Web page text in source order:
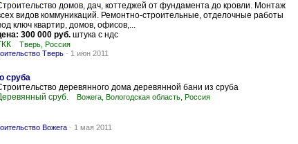
домов, дач, коттеджей от фундамента до кровли. Монтаж
видов коммуникаций. Ремонтно-строительные, отделочные работы
ключ квартир, домов, офисов,...
300 000 руб. штука с ндс
Тверь, Россия
Тверь - 1 июн 2011
сруба
деревянного дома деревянной бани из сруба
сруб.
Вожега, Вологодская область, Россия
Вожега - 1 мая 2011